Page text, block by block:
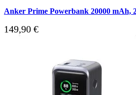
Anker Prime Powerbank 20000 mAh,
149,90 €